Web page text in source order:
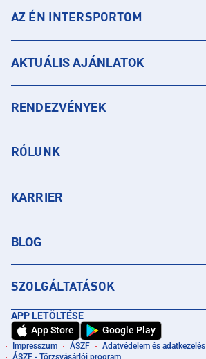
AZ ÉN INTERSPORTOM
AKTUÁLIS AJÁNLATOK
RENDEZVÉNYEK
RÓLUNK
KARRIER
BLOG
SZOLGÁLTATÁSOK
APP LETÖLTÉSE
App Store
Google Play
Impresszum ÁSZF Adatvédelem és adatkezelés